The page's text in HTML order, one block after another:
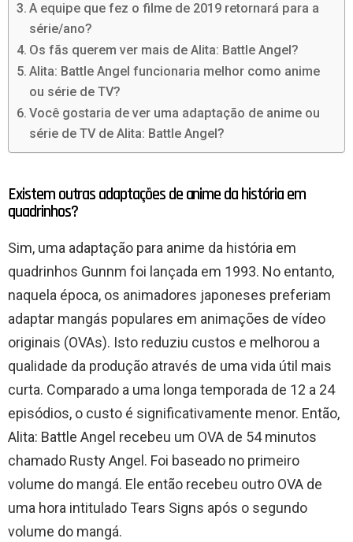
A equipe que fez o filme de 2019 retornará para a
série/ano?
Os fãs querem ver mais de Alita: Battle Angel?
Alita: Battle Angel funcionaria melhor como anime
ou série de TV?
Você gostaria de ver uma adaptação de anime ou
série de TV de Alita: Battle Angel?
Existem outras adaptações de anime da história em
quadrinhos?
Sim, uma adaptação para anime da história em
quadrinhos Gunnm foi lançada em 1993. No entanto,
naquela época, os animadores japoneses preferiam
adaptar mangás populares em animações de vídeo
originais (OVAs). Isto reduziu custos e melhorou a
qualidade da produção através de uma vida útil mais
curta. Comparado a uma longa temporada de 12 a 24
episódios, o custo é significativamente menor. Então,
Alita: Battle Angel recebeu um OVA de 54 minutos
chamado Rusty Angel. Foi baseado no primeiro
volume do mangá. Ele então recebeu outro OVA de
uma hora intitulado Tears Signs após o segundo
volume do mangá.